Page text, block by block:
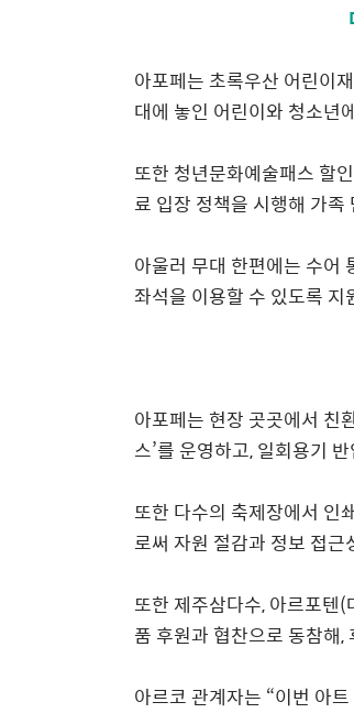
아포페는 초록우산 어린이
대에 놓인 어린이와 청소년
또한 청년문화예술패스 할
료 입장 정책을 시행해 가족
아울러 무대 한편에는 수어
좌석을 이용할 수 있도록
아포페는 현장 곳곳에서 친
스’를 운영하고,일회용기
또한 다수의 축제장에서 인
로써 자원 절감과 정보 접
또한 제주삼다수,아르포텐(
품 후원과 협찬으로 동참해,
아르코 관계자는 “이번 아